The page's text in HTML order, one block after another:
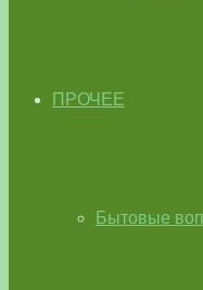
ПРОЧЕЕ
Бытовые